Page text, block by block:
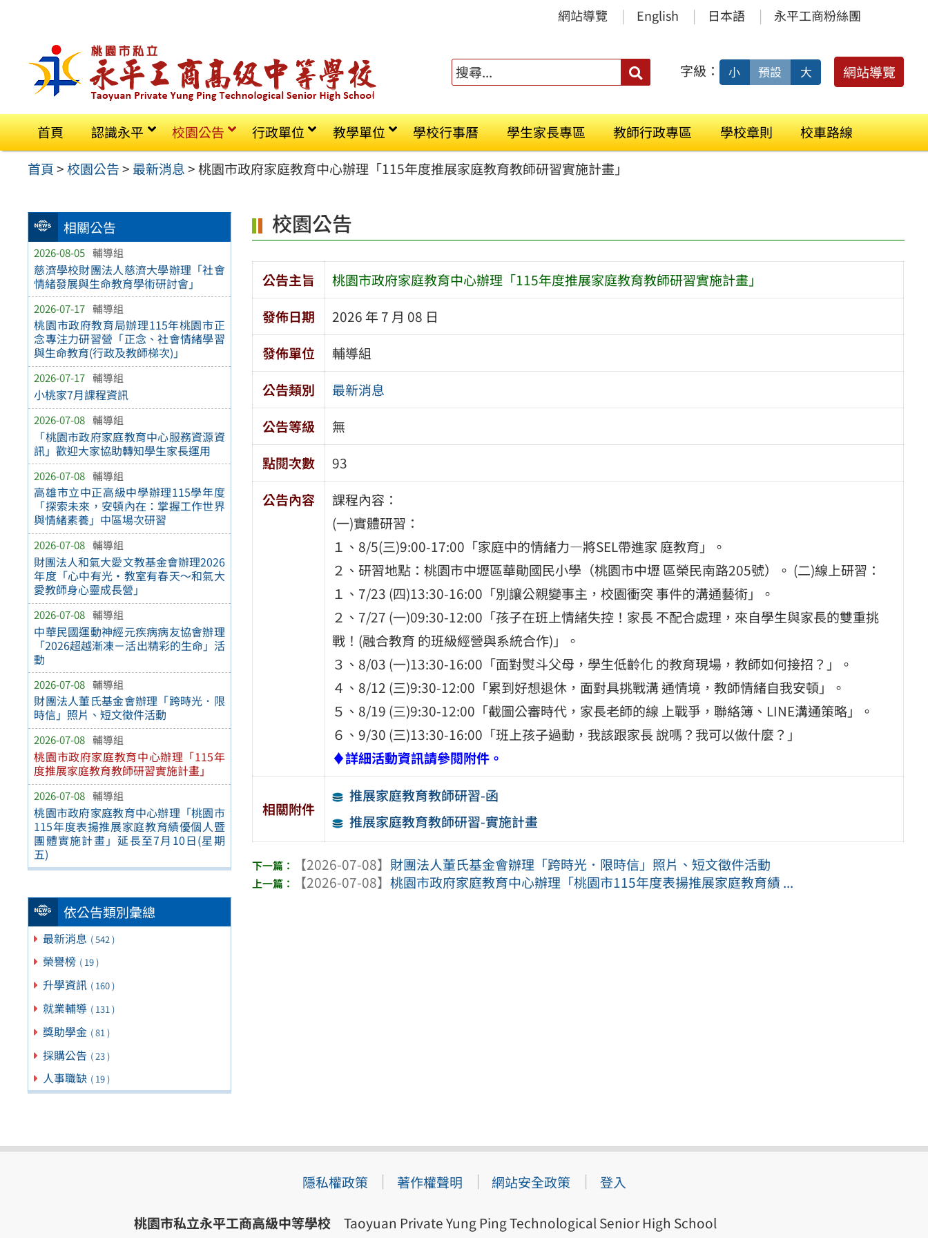
容
區
網站導覽 English 日本語 永平工商粉絲團
搜
字級： 小 預設 大 網站導覽
首頁 認識永平 校園公告 行政單位 教學單位 學校行事曆 學生家長專區 教師行政專區 學校章則
校車路線
首頁>校園公告> 最新消息>桃園市政府家庭教育中心辦理「115年度推展家庭教育教師研習實施計畫」
相關公告
2026-08-05 輔導組
慈濟學校財團法人慈濟大學辦理「社會
情緒發展與生命教育學術研討會」
2026-07-17 輔導組
桃園市政府教育局辦理115年桃園市正
念專注力研習營「正念、社會情緒學習
與生命教育(行政及教師梯次)」
2026-07-17 輔導組
小桃家7月課程資訊
2026-07-08 輔導組
「桃園市政府家庭教育中心服務資源資
訊」歡迎大家協助轉知學生家長運用
2026-07-08 輔導組
高雄市立中正高級中學辦理115學年度
「探索未來，安頓內在：掌握工作世界
與情緒素養」中區場次研習
2026-07-08 輔導組
財團法人和氣大愛文教基金會辦理2026
年度「心中有光・教室有春天～和氣大
愛教師身心靈成長營」
2026-07-08 輔導組
中華民國運動神經元疾病病友協會辦理
「2026超越漸凍－活出精彩的生命」活
動
2026-07-08 輔導組
財團法人董氏基金會辦理「跨時光．限
時信」照片、短文徵件活動
2026-07-08 輔導組
桃園市政府家庭教育中心辦理「115年
度推展家庭教育教師研習實施計畫」
2026-07-08 輔導組
桃園市政府家庭教育中心辦理「桃園市
115年度表揚推展家庭教育績優個人暨
團體實施計畫」延長至7月10日(星期
五)
依公告類別彙總
最新消息 ( 542 )
榮譽榜 ( 19 )
升學資訊 ( 160 )
就業輔導 ( 131 )
獎助學金 ( 81 )
採購公告 ( 23 )
人事職缺 ( 19 )
校園公告
公告主旨
桃園市政府家庭教育中心辦理「115年度推展家庭教育教師研習實施計畫」
發佈日期
2026 年 7 月 08 日
發佈單位
輔導組
公告類別
最新消息
公告等級
無
點閱次數
93
公告內容
課程內容：
(一)實體研習：
１、8/5(三)9:00-17:00「家庭中的情緒力—將SEL帶進家 庭教育」。
２、研習地點：桃園市中壢區華勛國民小學（桃園市中壢 區榮民南路205號）。 (二)線上研習：
１、7/23 (四)13:30-16:00「別讓公親變事主，校園衝突 事件的溝通藝術」。
２、7/27 (一)09:30-12:00「孩子在班上情緒失控！家長 不配合處理，來自學生與家長的雙重挑
戰！(融合教育 的班級經營與系統合作)」。
３、8/03 (一)13:30-16:00「面對熨斗父母，學生低齡化 的教育現場，教師如何接招？」。
４、8/12 (三)9:30-12:00「累到好想退休，面對具挑戰溝 通情境，教師情緒自我安頓」。
５、8/19 (三)9:30-12:00「截圖公審時代，家長老師的線 上戰爭，聯絡簿、LINE溝通策略」。
６、9/30 (三)13:30-16:00「班上孩子過動，我該跟家長 說嗎？我可以做什麼？」
♦詳細活動資訊請參閱附件。
相關附件
推展家庭教育教師研習-函
推展家庭教育教師研習-實施計畫
【2026-07-08】 財團法人董氏基金會辦理「跨時光．限時信」照片、短文徵件活動
【2026-07-08】桃園市政府家庭教育中心辦理「桃園市115年度表揚推展家庭教育績 ...
隱私權政策 著作權聲明 網站安全政策 登入
桃園市私立永平工商高級中等學校Taoyuan Private Yung Ping Technological Senior High School